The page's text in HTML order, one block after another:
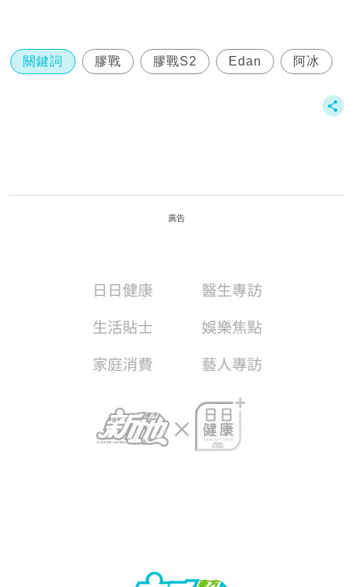
關鍵詞 膠戰 膠戰S2 Edan 阿冰
廣告